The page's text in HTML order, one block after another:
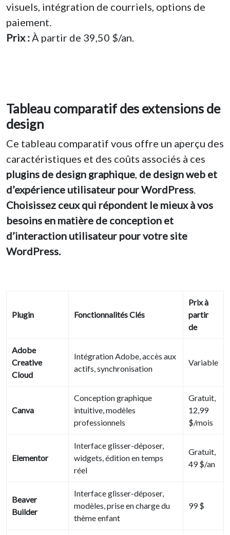
visuels, intégration de courriels, options de
paiement.
Prix : À partir de 39,50 $/an.
Tableau comparatif des extensions de
design
Ce tableau comparatif vous offre un aperçu des
caractéristiques et des coûts associés à ces
plugins de design graphique de design web et
d’expérience utilisateur pour WordPress
Choisissez ceux qui répondent le mieux à vos
besoins en matière de conception et
d’interaction utilisateur pour votre site
WordPress.
Plugin Fonctionnalités Clés
Prix à
partir
de
Adobe
Creative
Cloud
Intégration Adobe, accès aux
actifs, synchronisation
Variable
Canva
Conception graphique
intuitive, modèles
professionnels
Gratuit,
12,99
$/mois
Elementor
Interface glisser-déposer,
widgets, édition en temps
réel
Gratuit,
49 $/an
Beaver
Builder
Interface glisser-déposer,
modèles, prise en charge du
thème enfant
99 $